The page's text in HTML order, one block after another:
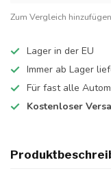
Zum Vergleich hinzufügen
Lager in der EU
Immer ab Lager
Für fast alle
Kostenloser